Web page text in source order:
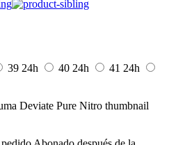
39 24h 40 24h 41 24h